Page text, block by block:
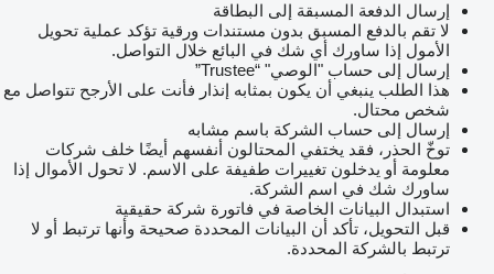
إرسال الدفعة المسبقة إلى البطاقة
لا تقم بالدفع المسبق بدون مستندات ورقية تؤكد عملية تحويل
الأمول إذا ساورك أي شك في البائع خلال التواصل.
إرسال إلى حساب "الوصي" “Trustee”
هذا الطلب ينبغي أن يكون بمثابه إنذار فأنت على الأرجح تتواصل مع
شخص محتال.
إرسال إلى حساب الشركة باسم مشابه
توخّ الحذر، فقد يختفي المحتالون أنفسهم أيضًا خلف شركات
معلومة أو يدخلون تغييرات طفيفة على الاسم. لا تحول الأموال إذا
ساورك شك في اسم الشركة.
استبدال البيانات الخاصة في فاتورة شركة حقيقية
قبل التحويل، تأكد أن البيانات المحددة صحيحة وأنها ترتبط أو لا
ترتبط بالشركة المحددة.